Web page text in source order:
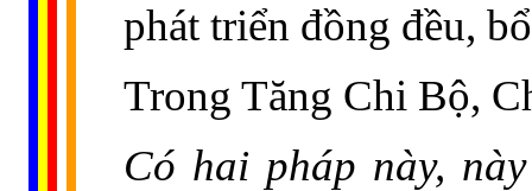
phát triển đồng đều,
Trong Tăng Chi Bộ,
Có hai pháp này,